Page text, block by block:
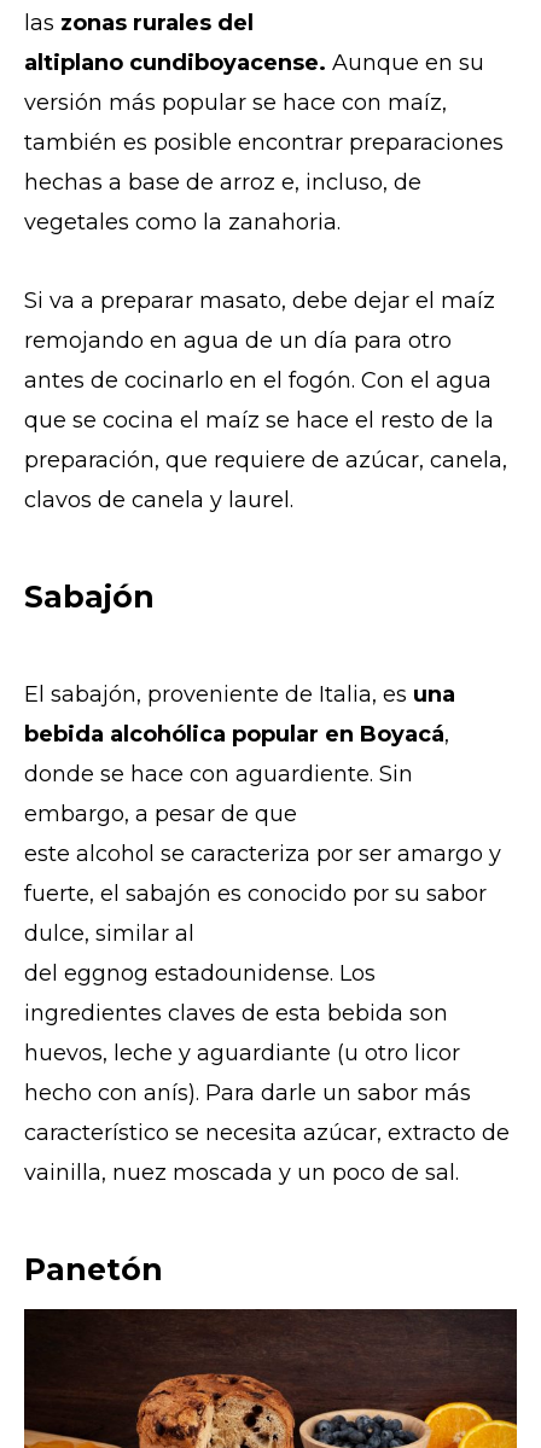
las zonas rurales del
altiplano cundiboyacense. Aunque en su
versión más popular se hace con maíz,
también es posible encontrar preparaciones
hechas a base de arroz e, incluso, de
vegetales como la zanahoria.
Si va a preparar masato, debe dejar el maíz
remojando en agua de un día para otro
antes de cocinarlo en el fogón. Con el agua
que se cocina el maíz se hace el resto de la
preparación, que requiere de azúcar, canela,
clavos de canela y laurel.
Sabajón
El sabajón, proveniente de Italia, es una
bebida alcohólica popular en Boyacá,
donde se hace con aguardiente. Sin
embargo, a pesar de que
este alcohol se caracteriza por ser amargo y
fuerte, el sabajón es conocido por su sabor
dulce, similar al
del eggnog estadounidense. Los
ingredientes claves de esta bebida son
huevos, leche y aguardiante (u otro licor
hecho con anís). Para darle un sabor más
característico se necesita azúcar, extracto de
vainilla, nuez moscada y un poco de sal.
Panetón